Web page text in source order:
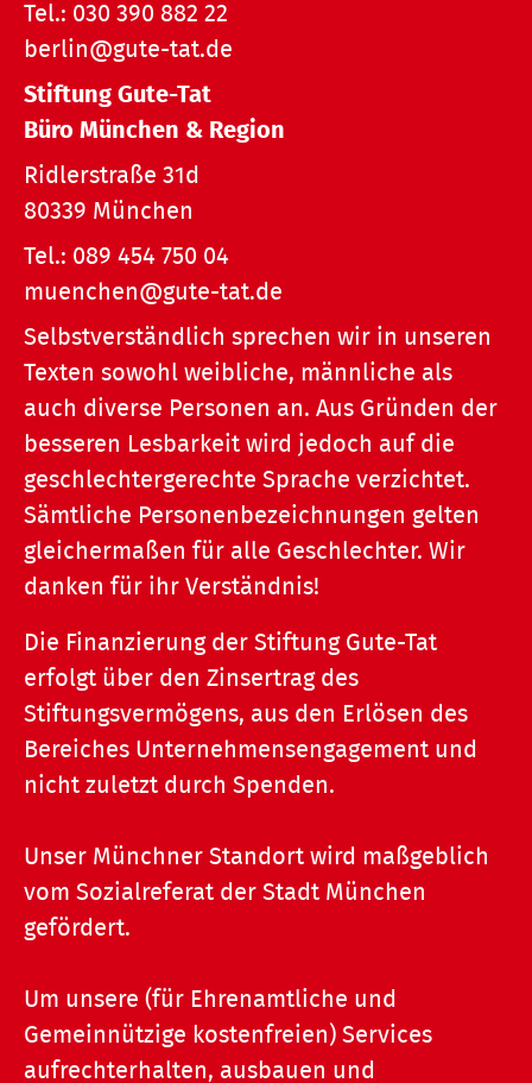
Tel.: 030 390 882 22
berlin@gute-tat.de
Stiftung Gute-Tat
Büro München & Region
Ridlerstraße 31d
80339 München
Tel.: 089 454 750 04
muenchen@gute-tat.de
Selbstverständlich sprechen wir in unseren
Texten sowohl weibliche, männliche als
auch diverse Personen an. Aus Gründen der
besseren Lesbarkeit wird jedoch auf die
geschlechtergerechte Sprache verzichtet.
Sämtliche Personenbezeichnungen gelten
gleichermaßen für alle Geschlechter. Wir
danken für ihr Verständnis!
Die Finanzierung der Stiftung Gute-Tat
erfolgt über den Zinsertrag des
Stiftungsvermögens, aus den Erlösen des
Bereiches Unternehmensengagement und
nicht zuletzt durch Spenden.
Unser Münchner Standort wird maßgeblich
vom Sozialreferat der Stadt München
gefördert.
Um unsere (für Ehrenamtliche und
Gemeinnützige kostenfreien) Services
aufrechterhalten, ausbauen und